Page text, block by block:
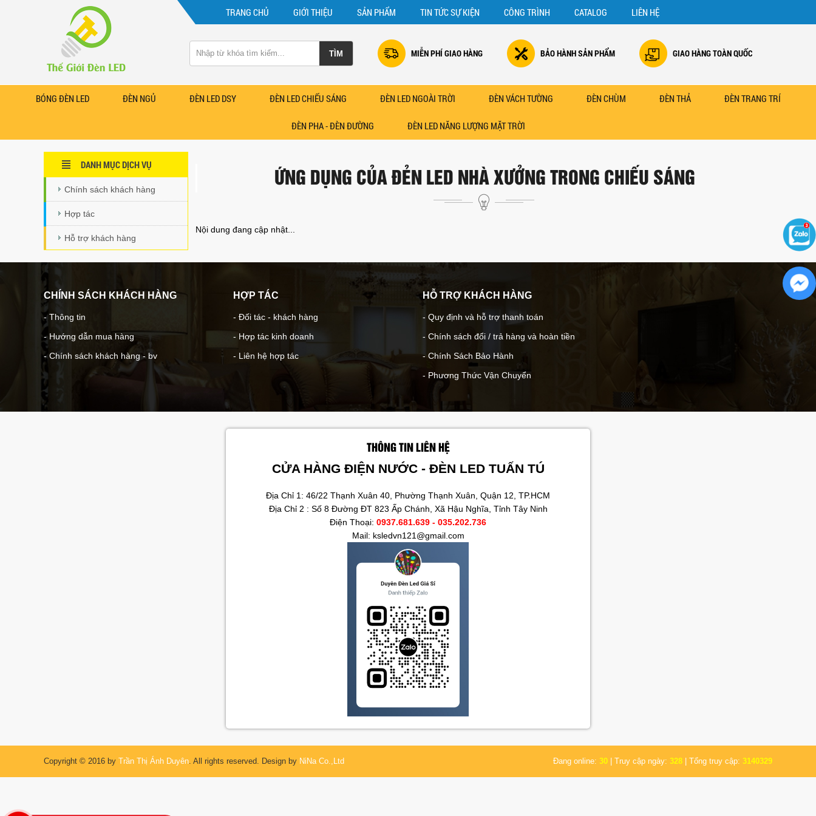
MIỄN PHÍ GIAO HÀNG BẢO HÀNH SẢN PHẨM GIAO HÀNG TOÀN QUỐC
TRANG CHỦ GIỚI THIỆU SẢN PHẨM TIN TỨC SỰ KIỆN CÔNG TRÌNH CATALOG LIÊN HỆ
BÓNG ĐÈN LED ĐÈN NGỦ ĐÈN LED DSY ĐÈN LED CHIẾU SÁNG ĐÈN LED NGOÀI TRỜI ĐÈN VÁCH TƯỜNG ĐÈN CHÙM ĐÈN THẢ ĐÈN TRANG TRÍ
ĐÈN PHA - ĐÈN ĐƯỜNG ĐÈN LED NĂNG LƯỢNG MẶT TRỜI
DANH MỤC DỊCH VỤ
Chính sách khách hàng
Hợp tác
Hỗ trợ khách hàng
ỨNG DỤNG CỦA ĐẺN LED NHÀ XƯỞNG TRONG CHIẾU SÁNG
Nội dung đang cập nhật...
CHÍNH SÁCH KHÁCH HÀNG
- Thông tin
- Hướng dẫn mua hàng
- Chính sách khách hàng - bv
HỢP TÁC
- Đối tác - khách hàng
- Hợp tác kinh doanh
- Liên hệ hợp tác
HỖ TRỢ KHÁCH HÀNG
- Quy định và hỗ trợ thanh toán
- Chính sách đổi / trả hàng và hoàn tiền
- Chính Sách Bảo Hành
- Phương Thức Vận Chuyển
THÔNG TIN LIÊN HỆ
CỬA HÀNG ĐIỆN NƯỚC - ĐÈN LED TUẤN TÚ
Địa Chỉ 1: 46/22 Thạnh Xuân 40, Phường Thạnh Xuân, Quận 12, TP.HCM
Địa Chỉ 2 : Số 8 Đường ĐT 823 Ấp Chánh, Xã Hậu Nghĩa, Tỉnh Tây Ninh
Điện Thoại: 0937.681.639 - 035.202.736
Mail: ksledvn121@gmail.com
Copyright © 2016 by Trần Thị Ánh Duyên. All rights reserved. Design by NiNa Co.,Ltd Đang online: 30 | Truy cập ngày: 328 | Tổng truy cập: 3140329